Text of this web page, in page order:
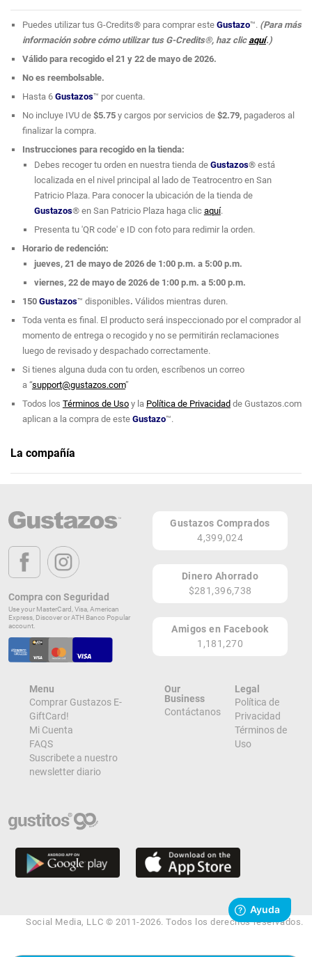
Puedes utilizar tus G-Credits® para comprar este Gustazo™.(Para más
información sobre cómo utilizar tus G-Credits®, haz clic aquí.)
Válido para recogido el 21 y 22 de mayo de 2026.
No es reembolsable.
Hasta 6 Gustazos™ por cuenta.
No incluye IVU de $5.75y cargos por servicios de $2.79,pagaderos al
finalizar la compra.
Instrucciones para recogido en la tienda:
Debes recoger tu orden en nuestra tienda de Gustazos®está
localizada en el nivel principal al lado de Teatrocentro en San
Patricio Plaza. Para conocer la ubicación de la tienda de
Gustazos® en San Patricio Plaza haga clic aquí.
Presenta tu 'QR code' e ID con foto para redimir la orden.
Horario de redención:
jueves, 21 de mayo de 2026 de 1:00 p.m. a 5:00 p.m.
viernes, 22 de mayo de 2026 de 1:00 p.m. a 5:00 p.m.
150 Gustazos™ disponibles. Válidos mientras duren.
Toda venta es final. El producto será inspeccionado por el comprador al
momento de entrega o recogido y no se permitirán reclamaciones
luego de revisado y despachado correctamente.
Si tienes alguna duda con tu orden, escríbenos un correo
a “support@gustazos.com”
Todos los Términos de Usoy la Política de Privacidad de Gustazos.com
aplican a la compra de este Gustazo™.
La compañía
PR
¡Ver todos en el Mapa!
GUAYNABO 00968
PR
¡Localizar en el Mapa!
Compra con Seguridad
Use your MasterCard, Visa, American
Express, Discover or ATH Banco Popular
account.
Gustazos Comprados
4,399,024
Dinero Ahorrado
$281,396,738
Amigos en Facebook
1,181,270
Menu
Comprar Gustazos E-
GiftCard!
Mi Cuenta
FAQS
Suscribete a nuestro
newsletter diario
Our
Business
Contáctanos
Legal
Política de
Privacidad
Términos de
Uso
Social Media, LLC © 2011-2026. Todos los derechos reservados.